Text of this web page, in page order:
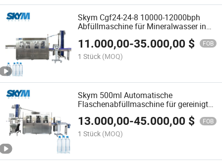
Skym Cgf24-24-8 10000-12000bph
Abfüllmaschine für Mineralwasser in
11.000,00-35.000,00 $ FOB
1 Stück (MOQ)
Skym 500ml Automatische
Flaschenabfüllmaschine für gereinigtes
13.000,00-45.000,00 $ FOB
1 Stück (MOQ)